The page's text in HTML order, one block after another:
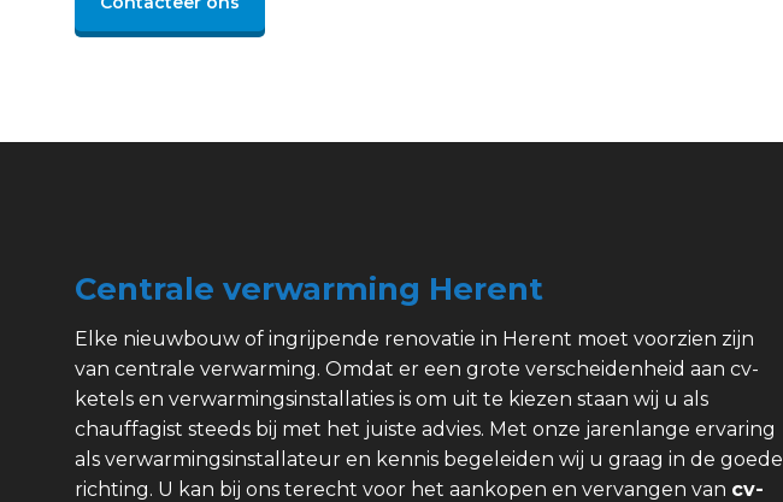
Centrale verwarming Herent
Elke nieuwbouw of ingrijpende renovatie in Herent moet voorzien zijn
van centrale verwarming. Omdat er een grote verscheidenheid aan cv-
ketels en verwarmingsinstallaties is om uit te kiezen staan wij u als
chauffagist steeds bij met het juiste advies. Met onze jarenlange ervaring
als verwarmingsinstallateur en kennis begeleiden wij u graag in de goede
richting. U kan bij ons terecht voor het aankopen en vervangen van cv-